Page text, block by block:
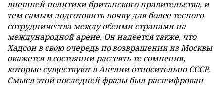
внешней политики британского правительства, и
тем самым подготовить почву для более тесного
сотрудничества между обеими странами на
международной арене. Он надеется также, что
Хадсон в свою очередь по возвращении из Москвы
окажется в состоянии рассеять те сомнения,
которые существуют в Англии относительно СССР.
Смысл этой последней фразы был расшифрован